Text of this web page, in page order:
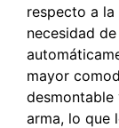
respecto a la
necesidad
mayor
desmontable
arma, lo que